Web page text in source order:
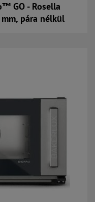
GO - Rosella
pára nélkül